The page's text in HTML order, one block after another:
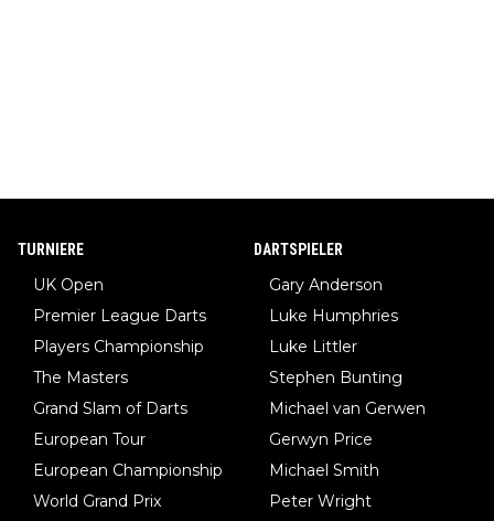
TURNIERE
UK Open
Premier League Darts
Players Championship
The Masters
Grand Slam of Darts
European Tour
European Championship
World Grand Prix
DARTSPIELER
Gary Anderson
Luke Humphries
Luke Littler
Stephen Bunting
Michael van Gerwen
Gerwyn Price
Michael Smith
Peter Wright